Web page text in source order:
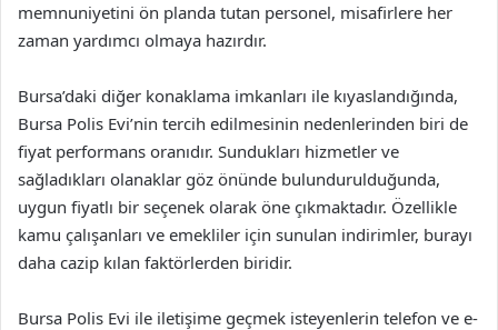
memnuniyetini ön planda tutan personel, misafirlere her
zaman yardımcı olmaya hazırdır.
Bursa’daki diğer konaklama imkanları ile kıyaslandığında,
Bursa Polis Evi’nin tercih edilmesinin nedenlerinden biri de
fiyat performans oranıdır. Sundukları hizmetler ve
sağladıkları olanaklar göz önünde bulundurulduğunda,
uygun fiyatlı bir seçenek olarak öne çıkmaktadır. Özellikle
kamu çalışanları ve emekliler için sunulan indirimler, burayı
daha cazip kılan faktörlerden biridir.
Bursa Polis Evi ile iletişime geçmek isteyenlerin telefon ve e-